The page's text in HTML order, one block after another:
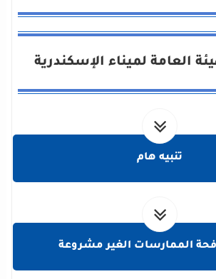
العامة لميناء الإسكندرية
تنبيه هام
الممارسات الغير مشروعة